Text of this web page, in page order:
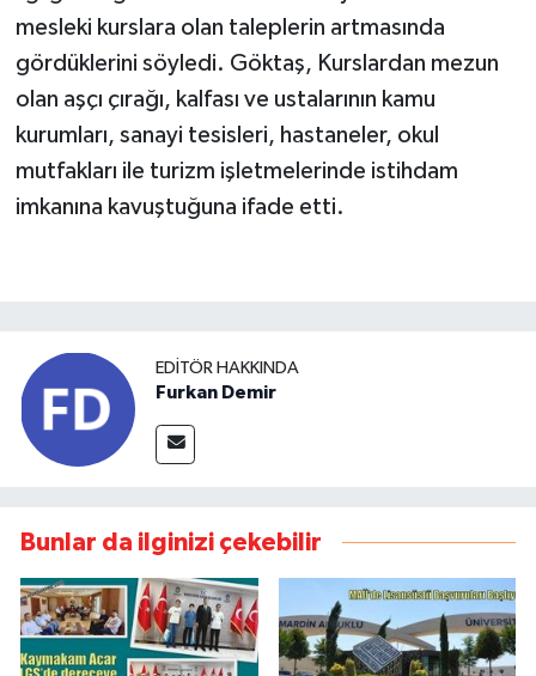
mesleki kurslara olan taleplerin artmasında
gördüklerini söyledi. Göktaş, Kurslardan mezun
olan aşçı çırağı, kalfası ve ustalarının kamu
kurumları, sanayi tesisleri, hastaneler, okul
mutfakları ile turizm işletmelerinde istihdam
imkanına kavuştuğuna ifade etti.
EDITÖR HAKKINDA
Furkan Demir
Bunlar da ilginizi çekebilir